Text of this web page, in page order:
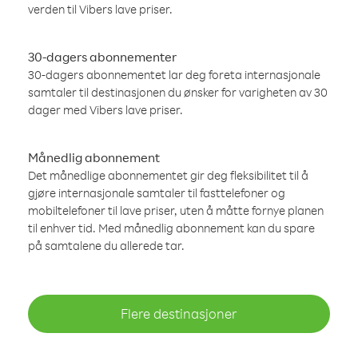
verden til Vibers lave priser.
30-dagers abonnementer
30-dagers abonnementet lar deg foreta internasjonale
samtaler til destinasjonen du ønsker for varigheten av 30
dager med Vibers lave priser.
Månedlig abonnement
Det månedlige abonnementet gir deg fleksibilitet til å
gjøre internasjonale samtaler til fasttelefoner og
mobiltelefoner til lave priser, uten å måtte fornye planen
til enhver tid. Med månedlig abonnement kan du spare
på samtalene du allerede tar.
Flere destinasjoner